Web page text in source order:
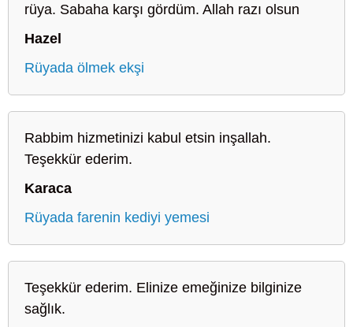
rüya. Sabaha karşı gördüm. Allah razı olsun
Hazel
Rüyada ölmek ekşi
Rabbim hizmetinizi kabul etsin inşallah.
Teşekkür ederim.
Karaca
Rüyada farenin kediyi yemesi
Teşekkür ederim. Elinize emeğinize bilginize
sağlık.